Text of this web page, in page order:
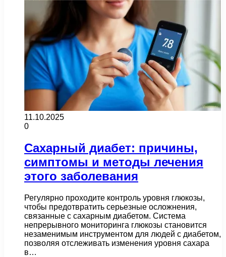
11.10.2025
0
Сахарный диабет: причины,
симптомы и методы лечения
этого заболевания
Регулярно проходите контроль уровня глюкозы,
чтобы предотвратить серьезные осложнения,
связанные с сахарным диабетом. Система
непрерывного мониторинга глюкозы становится
незаменимым инструментом для людей с диабетом,
позволяя отслеживать изменения уровня сахара
в…